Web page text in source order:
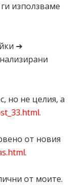
използваме
➔
но не целия, а
.
от новия
.
от моите.